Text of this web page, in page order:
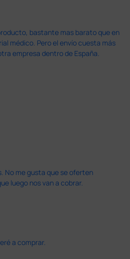
bastante mas barato que en
médico. Pero el envío cuesta más
empresa dentro de España.
No me gusta que se oferten
luego nos van a cobrar.
a comprar.